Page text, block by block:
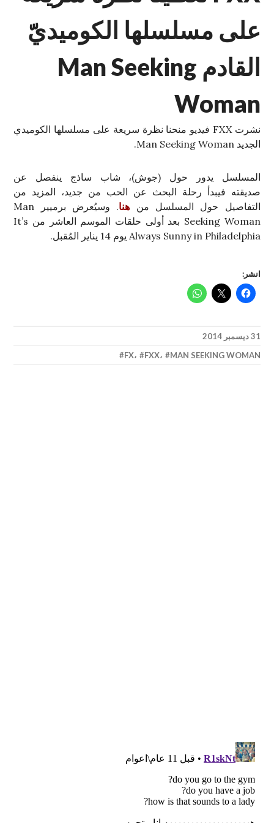
على مسلسلها الكوميديّ
القادم Man Seeking
Woman
نشرت FXX فيديو منحنا نظرة سريعة على مسلسلها الكوميدي
الجديد Man Seeking Woman.
المسلسل يدور حول (جوش)، شاب ساذج ينفصل عن
صديقته فيبدأ رحلة البحث عن الحب من جديد، المزيد من
التفاصيل حول المسلسل من هنا
. وسيُعرض برميير Man
Seeking Woman بعد أولى حلقات الموسم العاشر من It’s
Always Sunny in Philadelphia يوم 14 يناير المُقبل.
انشر:
31 ديسمبر 2014
FX، FXX، MAN SEEKING WOMAN